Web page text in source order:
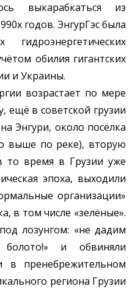
выкарабкаться из
годов. ЭнгурГэс была
обилия гигантских
и Украины.
возрастает по мере
ещё в советской грузии
Энгури, около посёлка
выше по реке), вторую
то время в Грузии уже
эпоха, выходили
организации»
в том числе «зелёные».
лозунгом: «не дадим
и обвиняли
в пренебрежительном
региона Грузии